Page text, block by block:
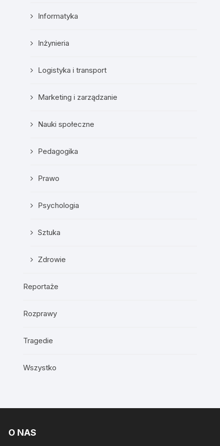
Informatyka
Inżynieria
Logistyka i transport
Marketing i zarządzanie
Nauki społeczne
Pedagogika
Prawo
Psychologia
Sztuka
Zdrowie
Reportaże
Rozprawy
Tragedie
Wszystko
O NAS